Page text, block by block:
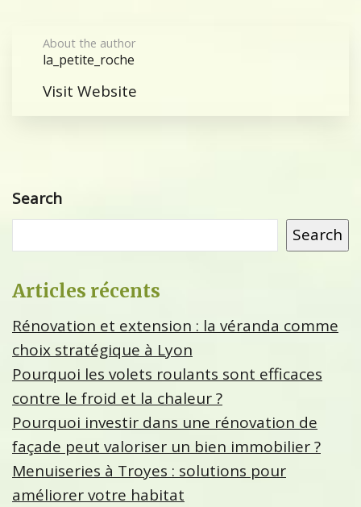
About the author
la_petite_roche
Visit Website
Search
Search
Articles récents
Rénovation et extension : la véranda comme
choix stratégique à Lyon
Pourquoi les volets roulants sont efficaces
contre le froid et la chaleur ?
Pourquoi investir dans une rénovation de
façade peut valoriser un bien immobilier ?
Menuiseries à Troyes : solutions pour
améliorer votre habitat